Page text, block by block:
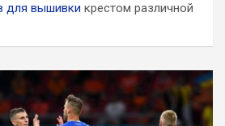
для вышивки крестом различной